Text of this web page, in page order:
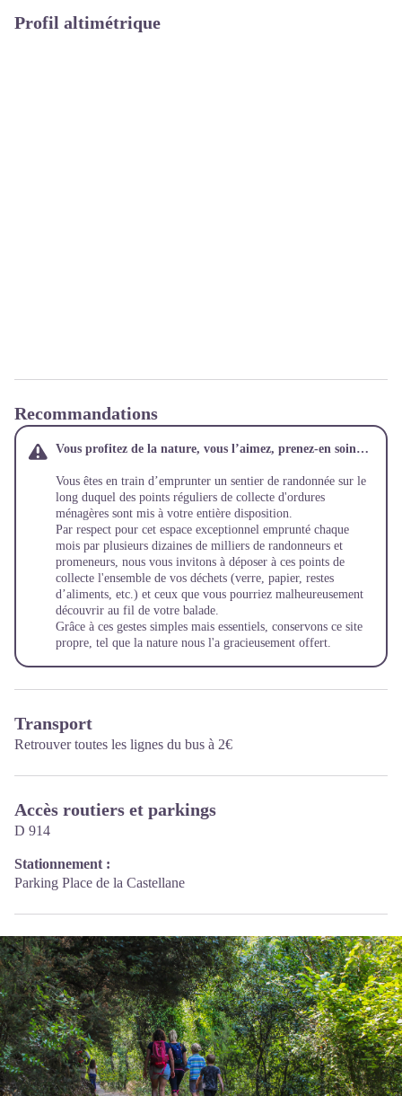
Profil altimétrique
Recommandations
Vous profitez de la nature, vous l’aimez, prenez-en soin…
Vous êtes en train d’emprunter un sentier de randonnée sur le
long duquel des points réguliers de collecte d'ordures
ménagères sont mis à votre entière disposition.
Par respect pour cet espace exceptionnel emprunté chaque
mois par plusieurs dizaines de milliers de randonneurs et
promeneurs, nous vous invitons à déposer à ces points de
collecte l'ensemble de vos déchets (verre, papier, restes
d’aliments, etc.) et ceux que vous pourriez malheureusement
découvrir au fil de votre balade.
Grâce à ces gestes simples mais essentiels, conservons ce site
propre, tel que la nature nous l'a gracieusement offert.
Transport
Retrouver toutes les lignes du bus à 2€
Accès routiers et parkings
D 914
Stationnement :
Parking Place de la Castellane